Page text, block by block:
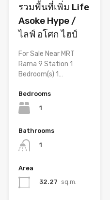
รวมพื้นที่เพิ่ม Life
Asoke Hype /
ไลฟ์ อโศก ไฮป์
For Sale Near MRT
Rama 9 Station 1
Bedroom(s) 1…
Bedrooms
1
Bathrooms
1
Area
32.27 sq.m.